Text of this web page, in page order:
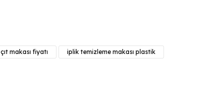
çıt makası fiyatı
iplik temizleme makası plastik